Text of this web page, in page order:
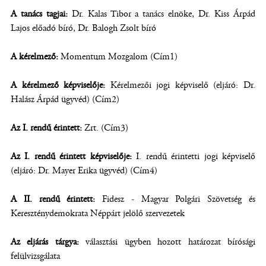
A tanács tagjai:Dr. Kalas Tibor a tanács elnöke, Dr. Kiss Árpád
Lajos előadó bíró, Dr. Balogh Zsolt bíró
A kérelmező:Momentum Mozgalom (Cím1)
A kérelmező képviselője: Kérelmezői jogi képviselő (eljáró: Dr.
Halász Árpád ügyvéd) (Cím2)
Az I. rendű érintett:Zrt. (Cím3)
Az I. rendű érintett képviselője:I. rendű érintetti jogi képviselő
(eljáró: Dr. Mayer Erika ügyvéd) (Cím4)
A II. rendű érintett: Fidesz - Magyar Polgári Szövetség és
Kereszténydemokrata Néppárt jelölő szervezetek
Az eljárás tárgya:választási ügyben hozott határozat bírósági
felülvizsgálata